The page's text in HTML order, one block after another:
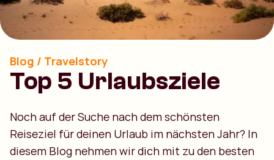
Blog / Travelstory
Top 5 Urlaubsziele
Noch auf der Suche nach dem schönsten
Reiseziel für deinen Urlaub im nächsten Jahr? In
diesem Blog nehmen wir dich mit zu den besten